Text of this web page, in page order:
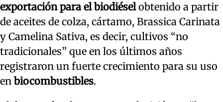
exportación para el biodiéselobtenido a partir
de aceites de colza, cártamo, Brassica Carinata
y Camelina Sativa, es decir, cultivos “no
tradicionales” que en los últimos años
registraron un fuerte crecimiento para su uso
en biocombustibles.